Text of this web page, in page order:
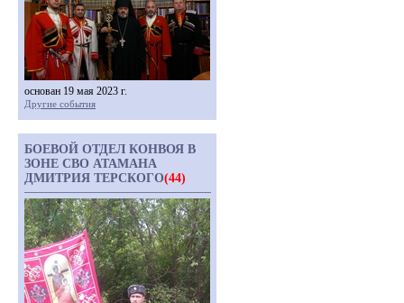
основан 19 мая 2023 г.
Другие события
БОЕВОЙ ОТДЕЛ КОНВОЯ В
ЗОНЕ СВО АТАМАНА
ДМИТРИЯ ТЕРСКОГО(44)